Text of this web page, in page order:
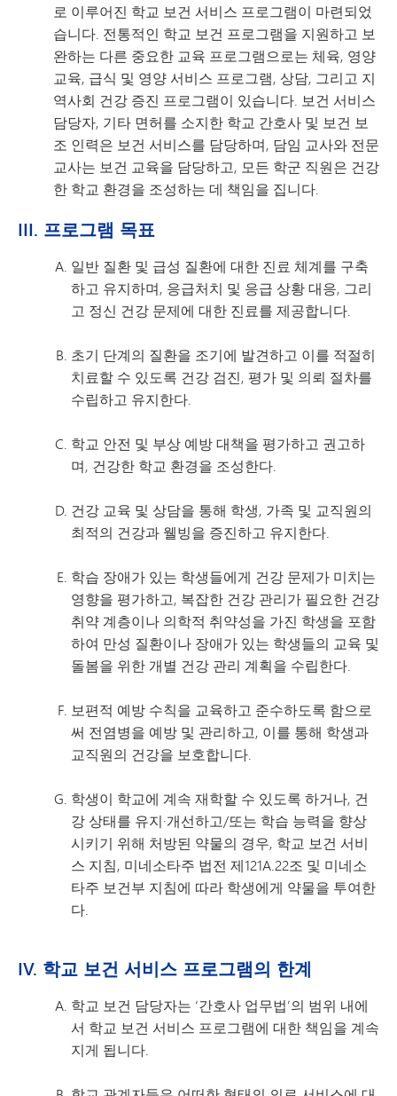
로 이루어진 학교 보건 서비스 프로그램이 마련되었
습니다. 전통적인 학교 보건 프로그램을 지원하고 보
완하는 다른 중요한 교육 프로그램으로는 체육, 영양
교육, 급식 및 영양 서비스 프로그램, 상담, 그리고 지
역사회 건강 증진 프로그램이 있습니다. 보건 서비스
담당자, 기타 면허를 소지한 학교 간호사 및 보건 보
조 인력은 보건 서비스를 담당하며, 담임 교사와 전문
교사는 보건 교육을 담당하고, 모든 학군 직원은 건강
한 학교 환경을 조성하는 데 책임을 집니다.
III. 프로그램 목표
일반 질환 및 급성 질환에 대한 진료 체계를 구축
하고 유지하며, 응급처치 및 응급 상황 대응, 그리
고 정신 건강 문제에 대한 진료를 제공합니다.
초기 단계의 질환을 조기에 발견하고 이를 적절히
치료할 수 있도록 건강 검진, 평가 및 의뢰 절차를
수립하고 유지한다.
학교 안전 및 부상 예방 대책을 평가하고 권고하
며, 건강한 학교 환경을 조성한다.
건강 교육 및 상담을 통해 학생, 가족 및 교직원의
최적의 건강과 웰빙을 증진하고 유지한다.
학습 장애가 있는 학생들에게 건강 문제가 미치는
영향을 평가하고, 복잡한 건강 관리가 필요한 건강
취약 계층이나 의학적 취약성을 가진 학생을 포함
하여 만성 질환이나 장애가 있는 학생들의 교육 및
돌봄을 위한 개별 건강 관리 계획을 수립한다.
보편적 예방 수칙을 교육하고 준수하도록 함으로
써 전염병을 예방 및 관리하고, 이를 통해 학생과
교직원의 건강을 보호합니다.
학생이 학교에 계속 재학할 수 있도록 하거나, 건
강 상태를 유지·개선하고/또는 학습 능력을 향상
시키기 위해 처방된 약물의 경우, 학교 보건 서비
스 지침, 미네소타주 법전 제121A.22조 및 미네소
타주 보건부 지침에 따라 학생에게 약물을 투여한
다.
IV. 학교 보건 서비스 프로그램의 한계
학교 보건 담당자는 ‘간호사 업무법’의 범위 내에
서 학교 보건 서비스 프로그램에 대한 책임을 계속
지게 됩니다.